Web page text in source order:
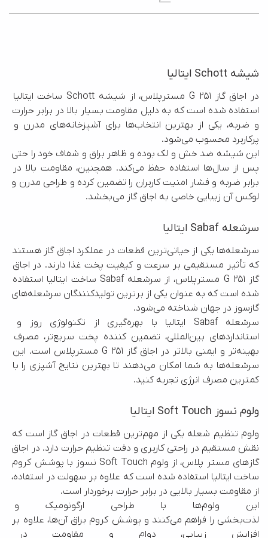
شیشه Schott ایتالیا
در اجاق گاز G 251 مسترپلاس، از شیشه Schott ساخت ایتالیا
استفاده شده است که به دلیل مقاومت بسیار بالا در برابر حرارت
و ضربه، یکی از بهترین انتخاب‌ها برای آشپزخانه‌های مدرن و
این شیشه ضد خش و لک بوده و ظاهر براق و شفاف خود را حتی
پس از سال‌ها استفاده حفظ می‌کند. همچنین، مقاومت بالا در
برابر ضربه و فشار امنیت کاربران را تضمین کرده و طراحی مدرن و
لوکس آن زیبایی خاصی به اجاق گاز می‌بخشد.
سرشعله Sabaf ایتالیا
سرشعله‌ها یکی از حیاتی‌ترین قطعات در عملکرد اجاق گاز هستند
که تأثیر مستقیمی بر سرعت و کیفیت پخت غذا دارند. در اجاق
گاز G 251 مسترپلاس، از سرشعله Sabaf ساخت ایتالیا استفاده
شده است که به عنوان یکی از برترین تولیدکنندگان سرشعله‌های
سرشعله Sabaf ایتالیا با بهره‌گیری از تکنولوژی روز و
استانداردهای بین‌المللی، تضمین کننده پخت سریع‌تر، مصرف
بهینه‌تر و ایمنی بالاتر در اجاق گاز G 251 مسترپلاس است. این
سرشعله‌ها به شما امکان می‌دهند تا بهترین نتایج آشپزی را با
کمترین مصرف انرژی تجربه کنید.
ولوم نسوز Soft Touch ایتالیا
ولوم تنظیم شعله یکی از مهم‌ترین قطعات در اجاق گاز است که
نقش مستقیم در راحتی کاربری و دقت تنظیم حرارت دارد. در اجاق
گاز‌های مستر پلاس، از ولوم Soft Touch نسوز با پوشش کروم
ساخت ایتالیا استفاده شده است که علاوه بر سهولت در استفاده،
این ولوم‌ها با طراحی
لذت‌بخشی را فراهم می‌کنند و پوشش کروم براق آن‌ها، علاوه بر
افزایش زیبایی، دوام و